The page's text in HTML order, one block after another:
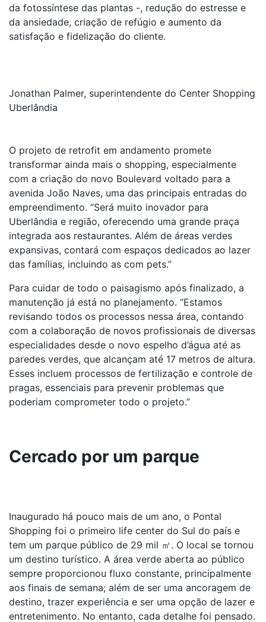
da fotossíntese das plantas -, redução do estresse e
da ansiedade, criação de refúgio e aumento da
satisfação e fidelização do cliente.
Jonathan Palmer, superintendente do Center Shopping
Uberlândia
O projeto de retrofit em andamento promete
transformar ainda mais o shopping, especialmente
com a criação do novo Boulevard voltado para a
avenida João Naves, uma das principais entradas do
empreendimento. “Será muito inovador para
Uberlândia e região, oferecendo uma grande praça
integrada aos restaurantes. Além de áreas verdes
expansivas, contará com espaços dedicados ao lazer
das famílias, incluindo as com pets.”
Para cuidar de todo o paisagismo após finalizado, a
manutenção já está no planejamento. “Estamos
revisando todos os processos nessa área, contando
com a colaboração de novos profissionais de diversas
especialidades desde o novo espelho d’água até as
paredes verdes, que alcançam até 17 metros de altura.
Esses incluem processos de fertilização e controle de
pragas, essenciais para prevenir problemas que
poderiam comprometer todo o projeto.”
Cercado por um parque
Inaugurado há pouco mais de um ano, o Pontal
Shopping foi o primeiro life center do Sul do país e
tem um parque público de 29 mil ㎡. O local se tornou
um destino turístico. A área verde aberta ao público
sempre proporcionou fluxo constante, principalmente
aos finais de semana; além de ser uma ancoragem de
destino, trazer experiência e ser uma opção de lazer e
entretenimento. No entanto, cada detalhe foi pensado.